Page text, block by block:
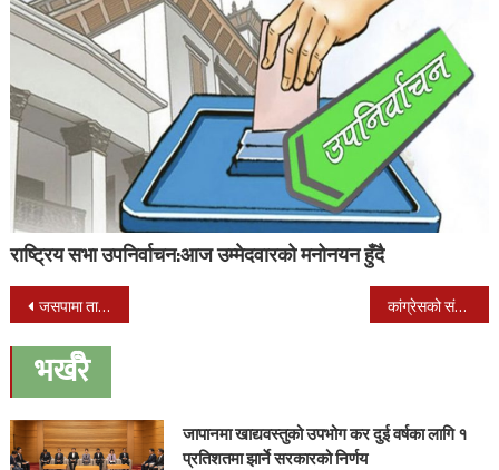
राष्ट्रिय सभा उपनिर्वाचन:आज उम्मेदवारको मनोनयन हुँदै
Post
navigation
जसपामा तानातान:महन्थलाई छाडेर उपेन्द्र समूहको बैठकमा पुगे चार सांसद कांग्रेसको संसदीय दलको वैठक आज आइतबार बस्ने
भर्खरै
जापानमा खाद्यवस्तुको उपभोग कर दुई वर्षका लागि १
प्रतिशतमा झार्ने सरकारको निर्णय